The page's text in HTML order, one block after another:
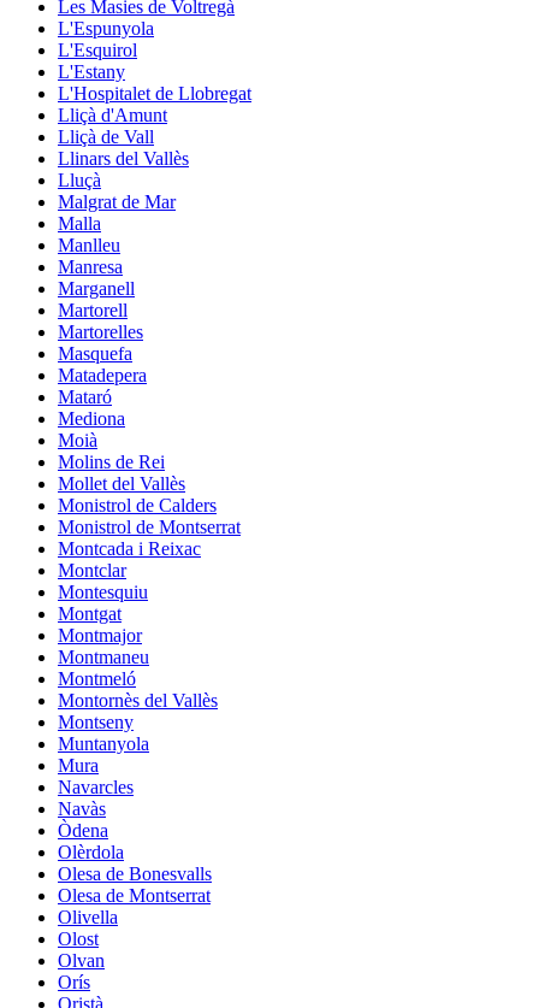
Les Masies de Voltregà
L'Espunyola
L'Esquirol
L'Estany
L'Hospitalet de Llobregat
Lliçà d'Amunt
Lliçà de Vall
Llinars del Vallès
Lluçà
Malgrat de Mar
Malla
Manlleu
Manresa
Marganell
Martorell
Martorelles
Masquefa
Matadepera
Mataró
Mediona
Moià
Molins de Rei
Mollet del Vallès
Monistrol de Calders
Monistrol de Montserrat
Montcada i Reixac
Montclar
Montesquiu
Montgat
Montmajor
Montmaneu
Montmeló
Montornès del Vallès
Montseny
Muntanyola
Mura
Navarcles
Navàs
Òdena
Olèrdola
Olesa de Bonesvalls
Olesa de Montserrat
Olivella
Olost
Olvan
Orís
Oristà